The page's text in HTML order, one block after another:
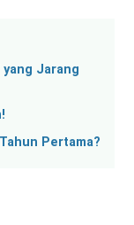
Jarang
Pertama?